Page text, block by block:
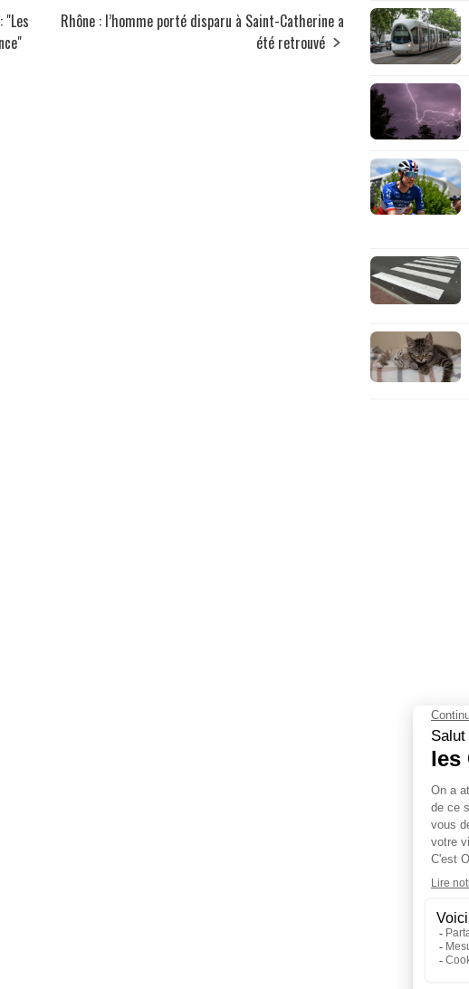
Rhône : l’homme porté disparu à Saint-Catherine a
été retrouvé